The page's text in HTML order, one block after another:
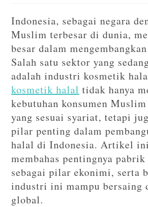
Indonesia, sebagai negara
Muslim terbesar di dunia,
besar dalam
Salah satu sektor yang
adalah industri kosmetik
kosmetik halal tidak hanya
kebutuhan konsumen
yang sesuai syariat, tetapi
pilar penting dalam
halal di Indonesia. Artikel
membahas pentingnya
sebagai pilar ekonimi, serta
industri ini mampu bersaing
global.